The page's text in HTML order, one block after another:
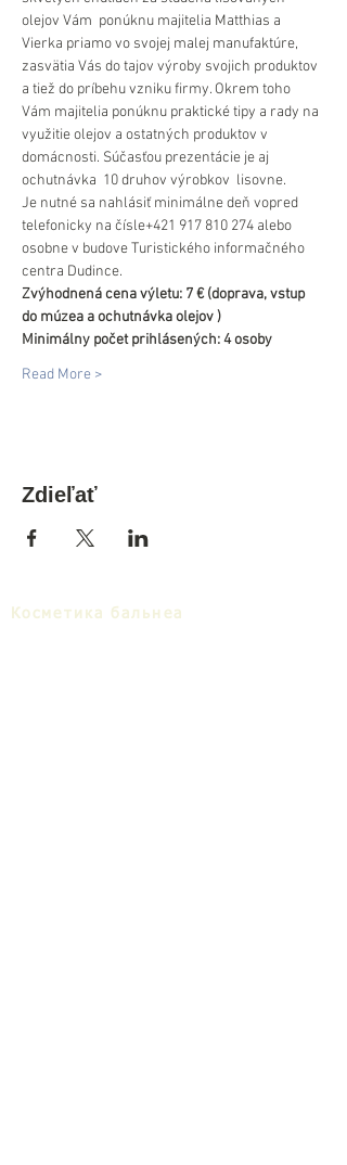
olejov Vám  ponúknu majitelia Matthias a
Vierka priamo vo svojej malej manufaktúre,
zasvätia Vás do tajov výroby svojich produktov
a tiež do príbehu vzniku firmy. Okrem toho
Vám majitelia ponúknu praktické tipy a rady na
využitie olejov a ostatných produktov v
domácnosti. Súčasťou prezentácie je aj
ochutnávka  10 druhov výrobkov  lisovne.
Je nutné sa nahlásiť minimálne deň vopred
telefonicky na čísle+421 917 810 274 alebo
osobne v budove Turistického informačného
centra Dudince.
Zvýhodnená cena výletu: 7 € (doprava, vstup
do múzea a ochutnávka olejov )
Minimálny počet prihlásených: 4 osoby
Read More >
Zdieľať
Косметика бальнеа